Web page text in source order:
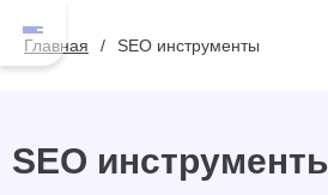
Главная SEO инструменты
SEO